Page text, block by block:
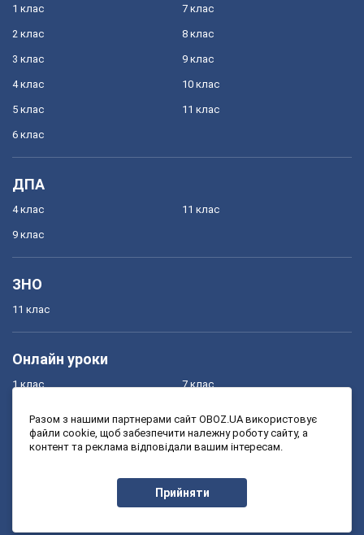
1 клас
2 клас
3 клас
4 клас
5 клас
6 клас
7 клас
8 клас
9 клас
10 клас
11 клас
ДПА
4 клас
9 клас
11 клас
ЗНО
11 клас
Онлайн уроки
1 клас
3 клас
7 клас
9 клас
Разом з нашими партнерами сайт OBOZ.UA використовує
файли cookie, щоб забезпечити належну роботу сайту, а
контент та реклама відповідали вашим інтересам.
Прийняти